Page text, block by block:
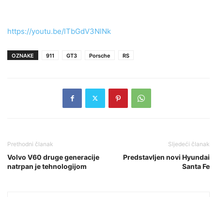
https://youtu.be/lTbGdV3NlNk
OZNAKE 911 GT3 Porsche RS
Prethodni članak
Volvo V60 druge generacije
natrpan je tehnologijom
Sljedeći članak
Predstavljen novi Hyundai
Santa Fe